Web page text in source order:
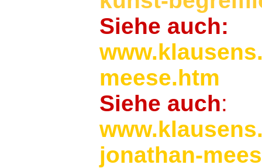
Siehe auch:
meese.htm
Siehe auch:
jonathan-